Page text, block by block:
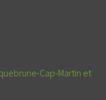
Cap-Martin et